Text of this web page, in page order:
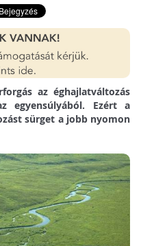
az éghajlatváltozás
egyensúlyából. Ezért a
sürget a jobb nyomon